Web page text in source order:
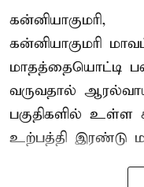
கன்னியாகுமரி,
கன்னியாகுமரி
மாதத்தையொட்டி
வருவதால்
பகுதிகளில் உள்ள
உற்பத்தி இரண்டு